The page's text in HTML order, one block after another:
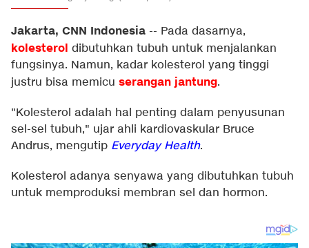
Jakarta, CNN Indonesia -- Pada dasarnya,
kolesterol dibutuhkan tubuh untuk menjalankan
fungsinya. Namun, kadar kolesterol yang tinggi
justru bisa memicu serangan jantung.
"Kolesterol adalah hal penting dalam penyusunan
sel-sel tubuh," ujar ahli kardiovaskular Bruce
Andrus, mengutip Everyday Health.
Kolesterol adanya senyawa yang dibutuhkan tubuh
untuk memproduksi membran sel dan hormon.